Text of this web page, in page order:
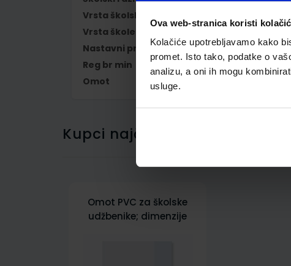
Ova web-stranica koristi
Kolačiće upotrebljavamo kako
promet. Isto tako, podatke o
analizu, a oni ih mogu
usluge.
Vrsta školske knjige
Vrsta škole
Nastavni predmet
LIKOVNA KULTURA
Reg br min
7063
Omot
Kupci najčešće biraju..
Omot PVC za školske
udžbenike; dimenzije